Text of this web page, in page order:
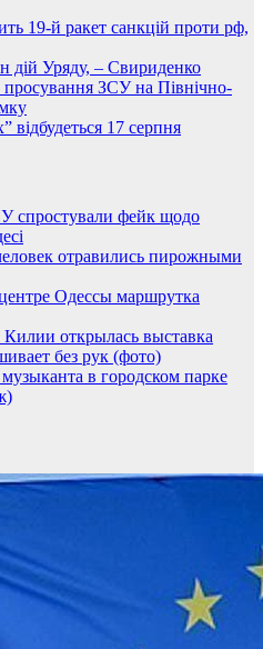
19-й ракет санкцій проти рф,
дій Уряду, – Свириденко
ЗСУ на Північно-
відбудеться 17 серпня
фейк щодо
отравились пирожными
Одессы маршрутка
открылась выставка
без рук (фото)
в городском парке